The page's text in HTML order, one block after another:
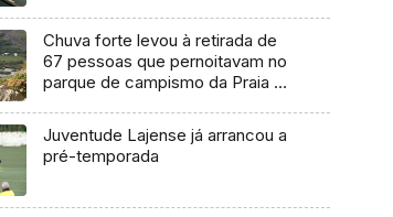
Chuva forte levou à retirada de
67 pessoas que pernoitavam no
parque de campismo da Praia da
Juventude Lajense já arrancou a
pré-temporada